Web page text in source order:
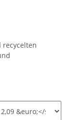
recycelten